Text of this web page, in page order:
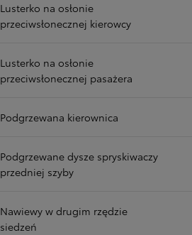
Lusterko na osłonie
przeciwsłonecznej kierowcy
Lusterko na osłonie
przeciwsłonecznej pasażera
Podgrzewana kierownica
Podgrzewane dysze spryskiwaczy
przedniej szyby
Nawiewy w drugim rzędzie
siedzeń